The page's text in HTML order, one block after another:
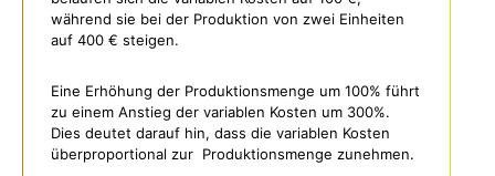
während sie bei der Produktion von zwei Einheiten
auf 400 € steigen.
Eine Erhöhung der Produktionsmenge um 100% führt
zu einem Anstieg der variablen Kosten um 300%.
Dies deutet darauf hin, dass die variablen Kosten
überproportional zur Produktionsmenge zunehmen.